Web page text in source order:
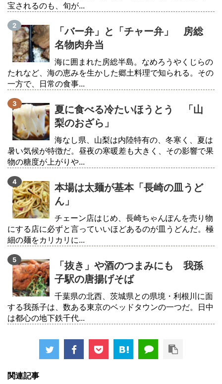
宝されるのも、旬が...
「バー弁」と「チャー弁」 房総
名物肉弁当
海に囲まれた房総半島。なめろうやくじらの
たれなど、海の恵みを生かした郷土料理で知られる。その
一方で、日常の食事...
夏に食べる冷たいほうとう 「山
梨のおざら」
海なし県、山梨は内陸特有の、冬寒く、夏は
暑い気候が特徴だ。昼夜の寒暖差も大きく、その影響で果
物の糖度が上がりや...
本場は太麺が基本「長崎の皿うど
ん」
チェーン店はじめ、長崎ちゃんぽんを売り物
にする店に必ずと言っていいほどあるのが皿うどんだ。極
細の麺をカリカリに...
「抜き」や酒のつまみにも 我孫
子駅の唐揚げそば
千葉県の北西、茨城県との県境・利根川に面
する我孫子は、数ある東京のベッドタウンの一つだ。日中
は都心の地下鉄千代...
関連記事